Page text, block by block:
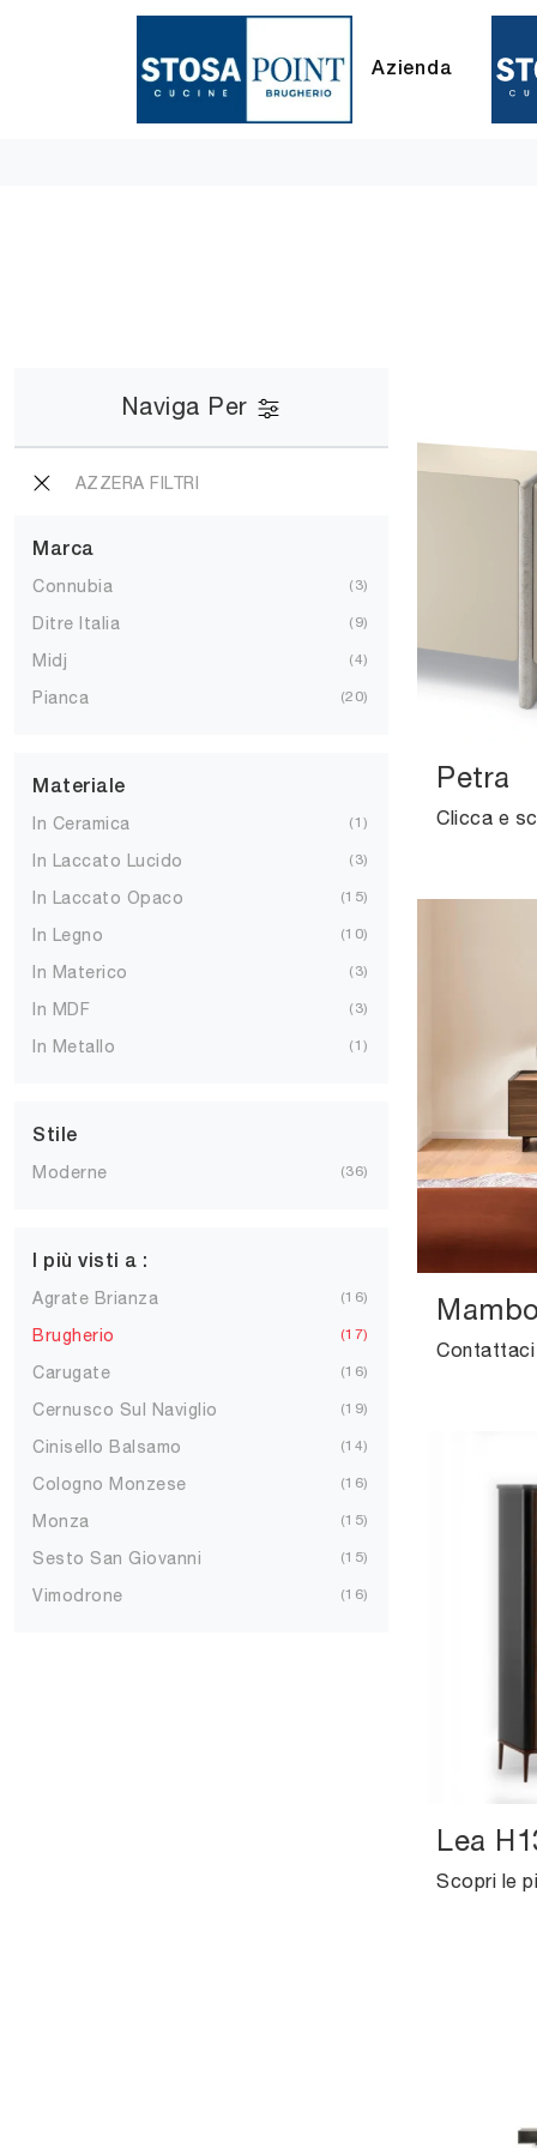
Azienda
Naviga Per
AZZERA FILTRI
Marca
Connubia 3
Ditre Italia 9
Midj 4
Pianca 20
Materiale
In Ceramica 1
In Laccato Lucido 3
In Laccato Opaco 15
In Legno 10
In Materico 3
In MDF 3
In Metallo 1
Stile
Moderne 36
I più visti a :
Agrate Brianza 16
Brugherio 17
Carugate 16
Cernusco Sul Naviglio 19
Cinisello Balsamo 14
Cologno Monzese 16
Monza 15
Sesto San Giovanni 15
Vimodrone 16
Petra
Lea